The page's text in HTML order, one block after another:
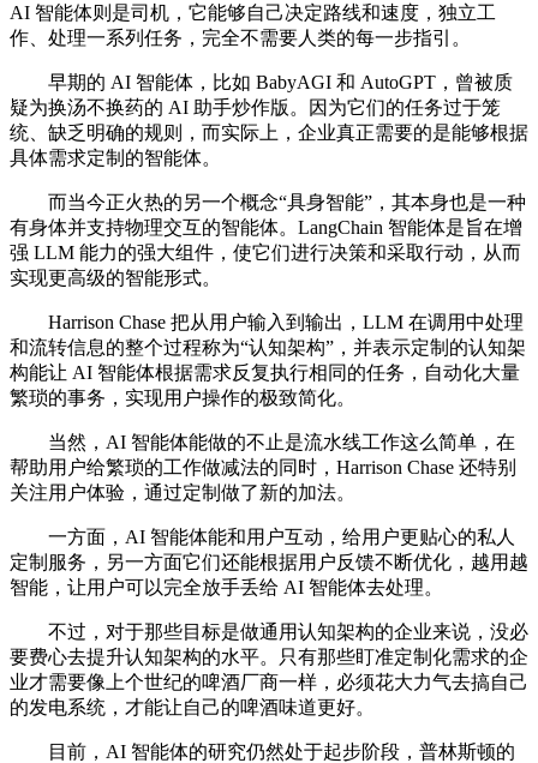
AI 智能体则是司机，它能够自己决定路线和速度，独立工
作、处理一系列任务，完全不需要人类的每一步指引。
早期的 AI 智能体，比如 BabyAGI 和 AutoGPT，曾被质
疑为换汤不换药的 AI 助手炒作版。因为它们的任务过于笼
统、缺乏明确的规则，而实际上，企业真正需要的是能够根据
具体需求定制的智能体。
而当今正火热的另一个概念“具身智能”，其本身也是一种
有身体并支持物理交互的智能体。LangChain 智能体是旨在增
强 LLM 能力的强大组件，使它们进行决策和采取行动，从而
实现更高级的智能形式。
Harrison Chase 把从用户输入到输出，LLM 在调用中处理
和流转信息的整个过程称为“认知架构”，并表示定制的认知架
构能让 AI 智能体根据需求反复执行相同的任务，自动化大量
繁琐的事务，实现用户操作的极致简化。
当然，AI 智能体能做的不止是流水线工作这么简单，在
帮助用户给繁琐的工作做减法的同时，Harrison Chase 还特别
关注用户体验，通过定制做了新的加法。
一方面，AI 智能体能和用户互动，给用户更贴心的私人
定制服务，另一方面它们还能根据用户反馈不断优化，越用越
智能，让用户可以完全放手丢给 AI 智能体去处理。
不过，对于那些目标是做通用认知架构的企业来说，没必
要费心去提升认知架构的水平。只有那些盯准定制化需求的企
业才需要像上个世纪的啤酒厂商一样，必须花大力气去搞自己
的发电系统，才能让自己的啤酒味道更好。
目前，AI 智能体的研究仍然处于起步阶段，普林斯顿的